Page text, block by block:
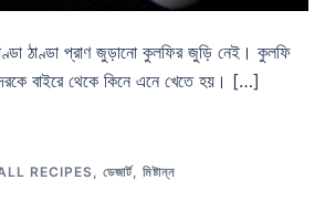
ঠাণ্ডা প্রাণ জুড়ানো কুলফির জুড়ি নেই। কুলফি
বাইরে থেকে কিনে এনে খেতে হয়। […]
RECIPES, ডেজার্ট, মিষ্টান্ন